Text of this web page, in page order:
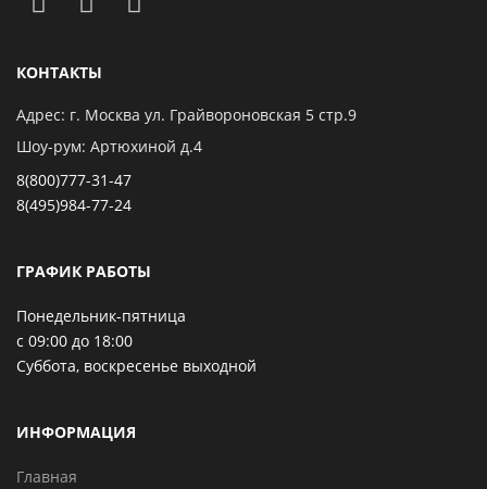
КОНТАКТЫ
Адрес: г. Москва ул. Грайвороновская 5 стр.9
Шоу-рум: Артюхиной д.4
8(800)777-31-47
8(495)984-77-24
ГРАФИК РАБОТЫ
Понедельник-пятница
с 09:00 до 18:00
Суббота, воскресенье выходной
ИНФОРМАЦИЯ
Главная